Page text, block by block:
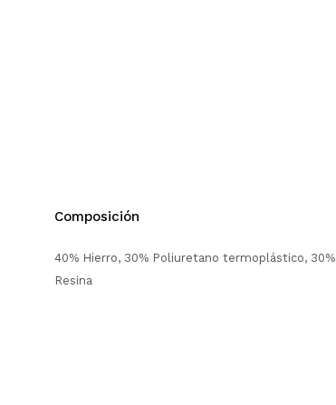
Composición
40% Hierro, 30% Poliuretano termoplástico, 30%
Resina